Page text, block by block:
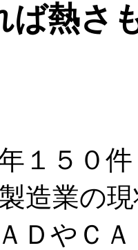
ば熱さ
１５０
造業の
ＤやＣ